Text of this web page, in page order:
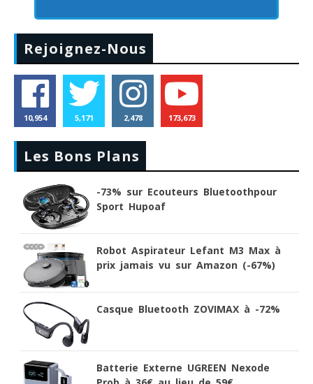
Rejoignez-Nous
10,954 5,171 2,478 173,673
Les Bons Plans
-73% sur Ecouteurs Bluetoothpour
Sport Hupoaf
Robot Aspirateur Lefant M3 Max à
prix jamais vu sur Amazon (-67%)
Casque Bluetooth ZOVIMAX à -72%
Batterie Externe UGREEN Nexode